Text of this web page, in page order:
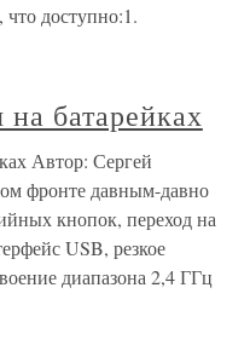
что доступно:1.
батарейках
Автор: Сергей
фронте давным-давно
кнопок, переход на
USB, резкое
диапазона 2,4 ГГц